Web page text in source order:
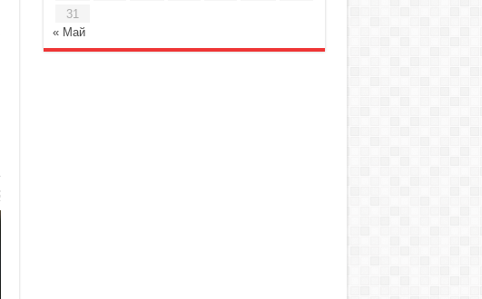
31
« Май